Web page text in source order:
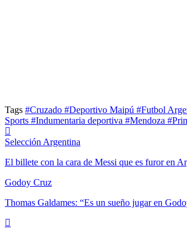
Tags #Cruzado #Deportivo Maipú #Futbol
Sports #Indumentaria deportiva #Mendoza
Selección Argentina
El billete con la cara de Messi que es furor en
Godoy Cruz
Thomas Galdames: “Es un sueño jugar en